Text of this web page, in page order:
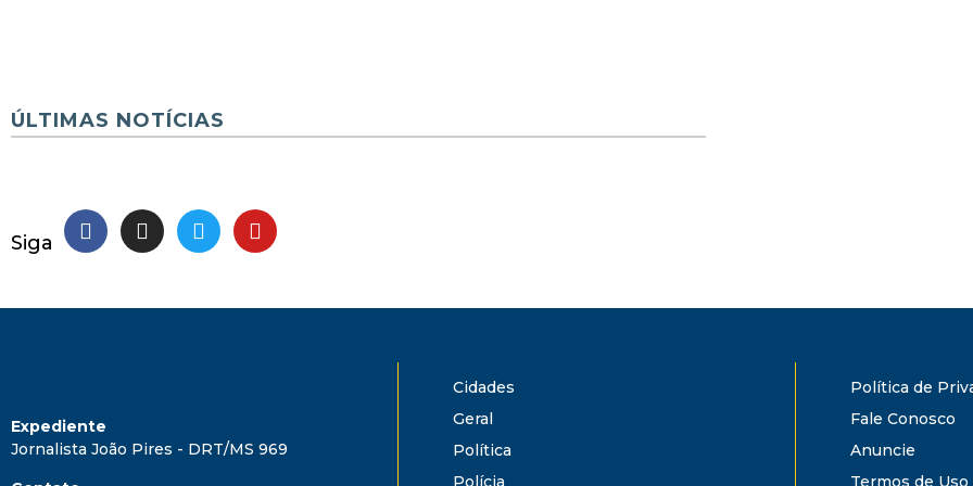
ÚLTIMAS NOTÍCIAS
Siga
Expediente
Jornalista João Pires - DRT/MS 969
Cidades
Geral
Política
Polícia
Política de
Fale Conosco
Anuncie
Termos de Uso